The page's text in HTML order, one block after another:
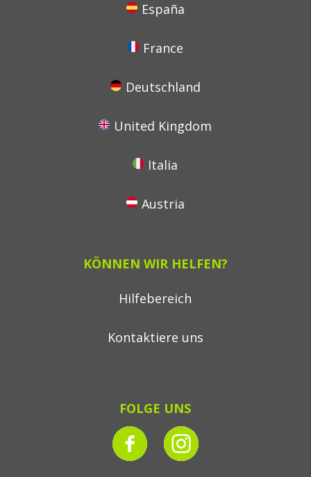
España
France
Deutschland
United Kingdom
Italia
Austria
KÖNNEN WIR HELFEN?
Hilfebereich
Kontaktiere uns
FOLGE UNS